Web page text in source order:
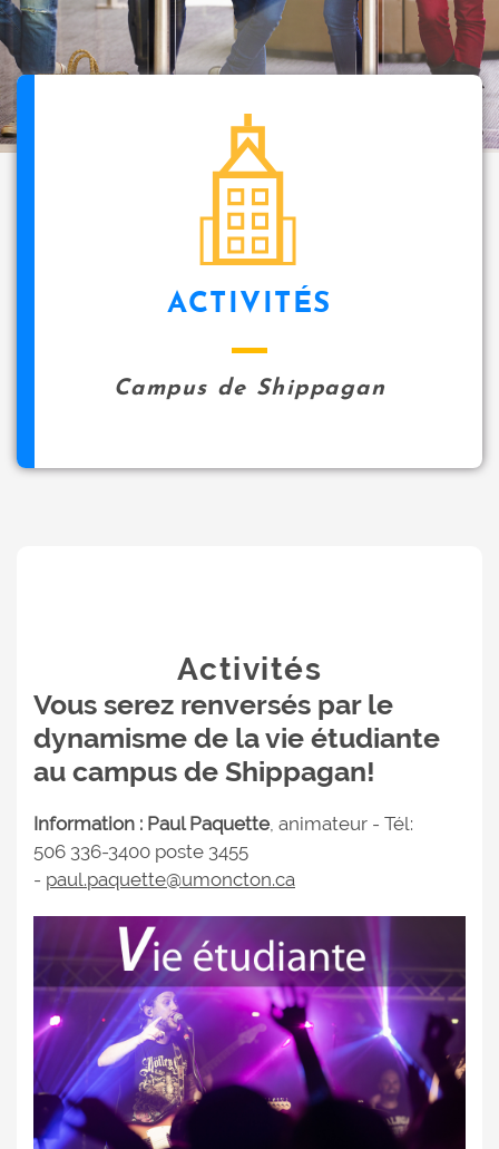
i
p
a
l
ACTIVITÉS
Campus de Shippagan
Activités
Vous serez renversés par le
dynamisme de la vie étudiante
au campus de Shippagan!
Information : Paul Paquette, animateur - Tél:
506 336-3400 poste 3455
- paul.paquette@umoncton.ca